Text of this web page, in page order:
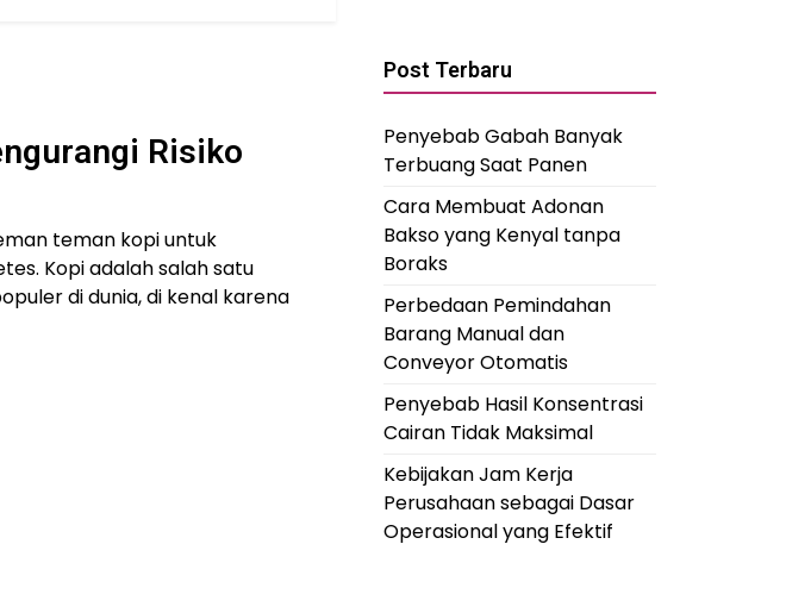
Risiko
teman kopi untuk
Kopi adalah salah satu
di dunia, di kenal karena
Post Terbaru
Penyebab Gabah Banyak
Terbuang Saat Panen
Cara Membuat Adonan
Bakso yang Kenyal tanpa
Boraks
Perbedaan Pemindahan
Barang Manual dan
Conveyor Otomatis
Penyebab Hasil Konsentrasi
Cairan Tidak Maksimal
Kebijakan Jam Kerja
Perusahaan sebagai Dasar
Operasional yang Efektif